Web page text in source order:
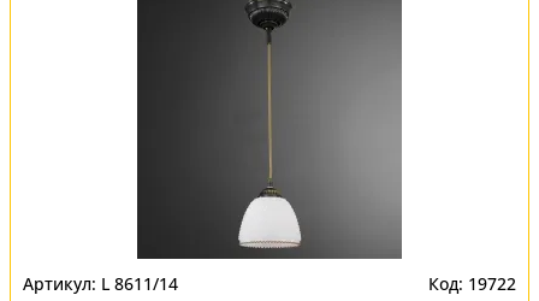
L 8611/14 19722